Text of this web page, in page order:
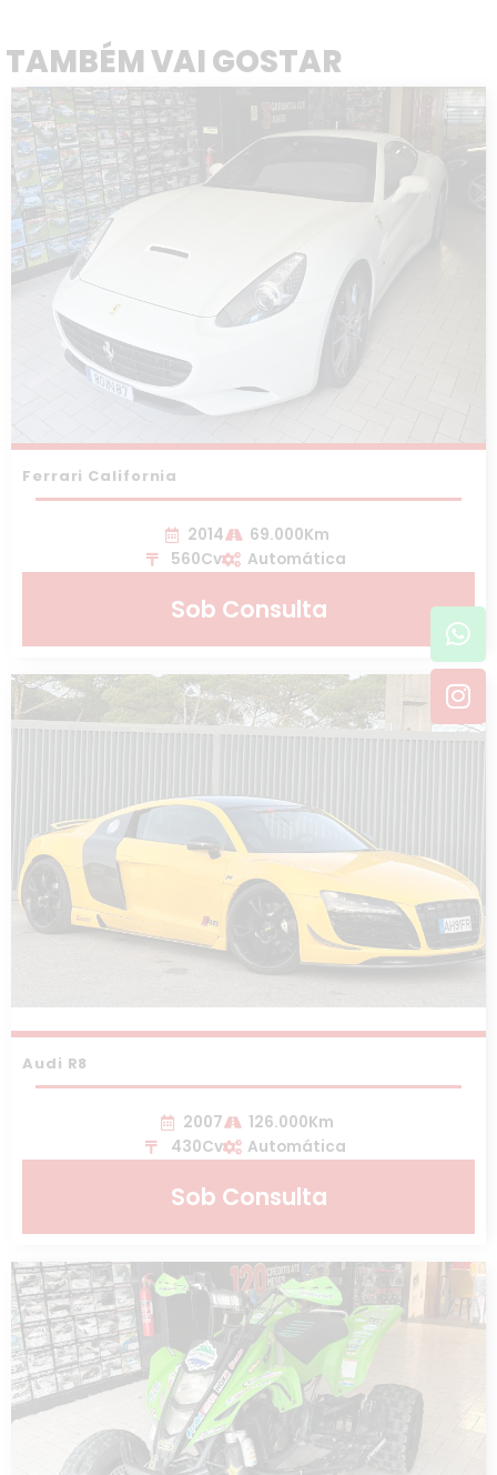
TAMBÉM VAI GOSTAR
Ferrari California
2014
69.000Km
560Cv
Automática
Sob Consulta
Audi R8
2007
126.000Km
430Cv
Automática
Sob Consulta